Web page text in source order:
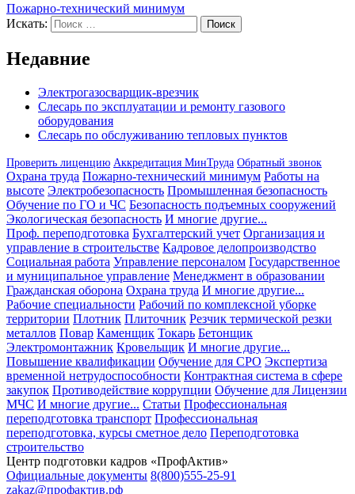
Пожарно-технический минимум
Искать:
Поиск
Недавние
Электрогазосварщик-врезчик
Слесарь по эксплуатации и ремонту газового
оборудования
Слесарь по обслуживанию тепловых пунктов
Проверить лиценцию Аккредитация МинТруда Обратный звонок
Охрана труда Пожарно-технический минимум Работы на
высоте Электробезопасность Промышленная безопасность
Обучение по ГО и ЧС Безопасность подъемных сооружений
Экологическая безопасность И многие другие...
Проф. переподготовка Бухгалтерский учет Организация и
управление в строительстве Кадровое делопроизводство
Социальная работа Управление персоналом Государственное
и муниципальное управление Менеджмент в образовании
Гражданская оборона Охрана труда И многие другие...
Рабочие специальности Рабочий по комплексной уборке
территории Плотник Плиточник Резчик термической резки
металлов Повар Каменщик Токарь Бетонщик
Электромонтажник Кровельщик И многие другие...
Повышение квалификации Обучение для СРО Экспертиза
временной нетрудоспособности Контрактная система в сфере
закупок Противодействие коррупции Обучение для Лицензии
МЧС И многие другие... Статьи Профессиональная
переподготовка транспорт Профессиональная
переподготовка, курсы сметное дело Переподготовка
строительство
Центр подготовки кадров «ПрофАктив»
Официальные документы 8(800)555-25-91
zakaz@профактив.рф